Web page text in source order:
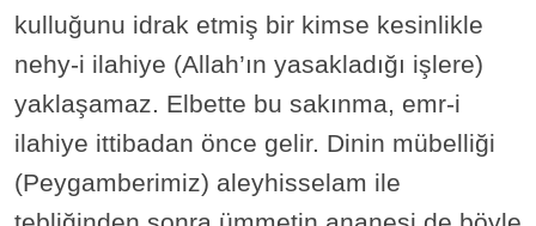
kulluğunu idrak etmiş bir kimse kesinlikle
nehy-i ilahiye (Allah’ın yasakladığı işlere)
yaklaşamaz. Elbette bu sakınma, emr-i
ilahiye ittibadan önce gelir. Dinin mübelliği
(Peygamberimiz) aleyhisselam ile